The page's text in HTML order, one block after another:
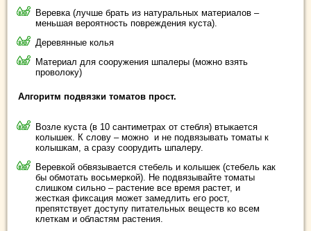
Веревка (лучше брать из натуральных материалов –
меньшая вероятность повреждения куста).
Деревянные колья
Материал для сооружения шпалеры (можно взять
проволоку)
Алгоритм подвязки томатов прост.
Возле куста (в 10 сантиметрах от стебля) втыкается
колышек. К слову – можно и не подвязывать томаты к
колышкам, а сразу соорудить шпалеру.
Веревкой обвязывается стебель и колышек (стебель как
бы обмотать восьмеркой). Не подвязывайте томаты
слишком сильно – растение все время растет, и
жесткая фиксация может замедлить его рост,
препятствует доступу питательных веществ ко всем
клеткам и областям растения.